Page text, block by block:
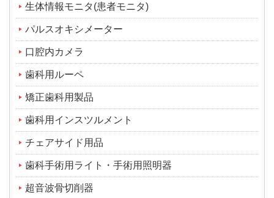
生体情報モニタ(患者モニタ)
パルスオキシメーター
口腔内カメラ
歯科用ルーペ
矯正歯科用製品
歯科用インスツルメント
チェアサイド用品
歯科手術用ライト・手術用照明器
超音波骨切削器